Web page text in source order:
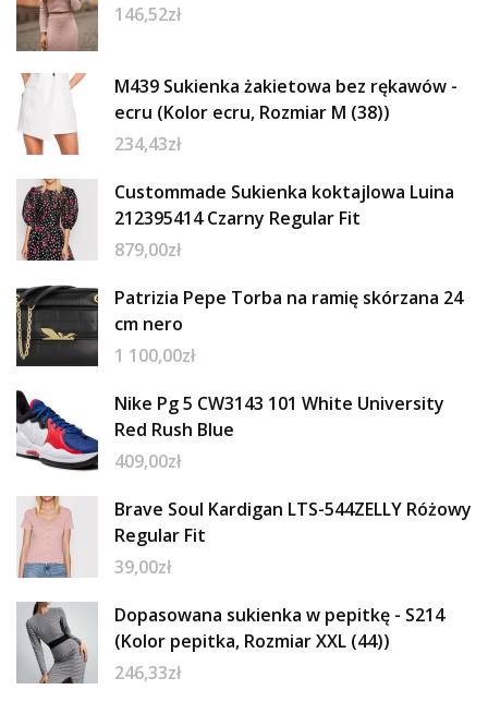
146,52zł
M439 Sukienka żakietowa bez rękawów -
ecru (Kolor ecru, Rozmiar M (38))
234,43zł
Custommade Sukienka koktajlowa Luina
212395414 Czarny Regular Fit
879,00zł
Patrizia Pepe Torba na ramię skórzana 24
cm nero
1 100,00zł
Nike Pg 5 CW3143 101 White University
Red Rush Blue
409,00zł
Brave Soul Kardigan LTS-544ZELLY Różowy
Regular Fit
39,00zł
Dopasowana sukienka w pepitkę - S214
(Kolor pepitka, Rozmiar XXL (44))
246,33zł